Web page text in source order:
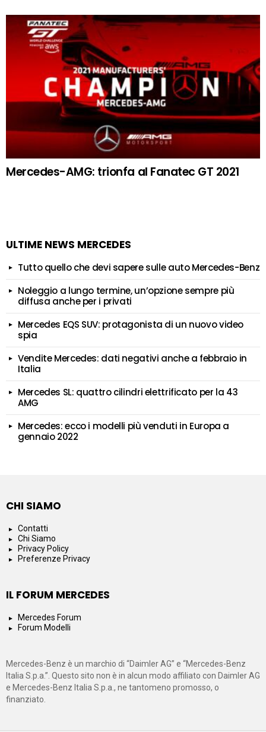
Mercedes-AMG: trionfa al Fanatec GT 2021
ULTIME NEWS MERCEDES
Tutto quello che devi sapere sulle auto Mercedes-Benz
Noleggio a lungo termine, un’opzione sempre più
diffusa anche per i privati
Mercedes EQS SUV: protagonista di un nuovo video
spia
Vendite Mercedes: dati negativi anche a febbraio in
Italia
Mercedes SL: quattro cilindri elettrificato per la 43
AMG
Mercedes: ecco i modelli più venduti in Europa a
gennaio 2022
CHI SIAMO
Contatti
Chi Siamo
Privacy Policy
Preferenze Privacy
IL FORUM MERCEDES
Mercedes Forum
Forum Modelli
Mercedes-Benz è un marchio di “Daimler AG” e “Mercedes-Benz
Italia S.p.a.”. Questo sito non è in alcun modo affiliato con Daimler AG
e Mercedes-Benz Italia S.p.a., ne tantomeno promosso, o
finanziato.